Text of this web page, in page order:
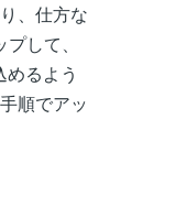
、仕方な
して、
るよう
順でアッ